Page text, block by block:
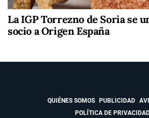
La IGP Torrezno de Soria se
socio a Origen España
QUIÉNES SOMOS PUBLICIDAD
POLÍTICA DE